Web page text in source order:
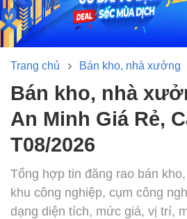
Trang chủ Bán kho, nhà xưởng
Bán kho, nhà xưởng Huyện
An Minh Giá Rẻ,
T08/2026
Tổng hợp tin đăng rao bán
khu công nghiệp, cụm công
dạng diện tích, mức giá, vị trí,